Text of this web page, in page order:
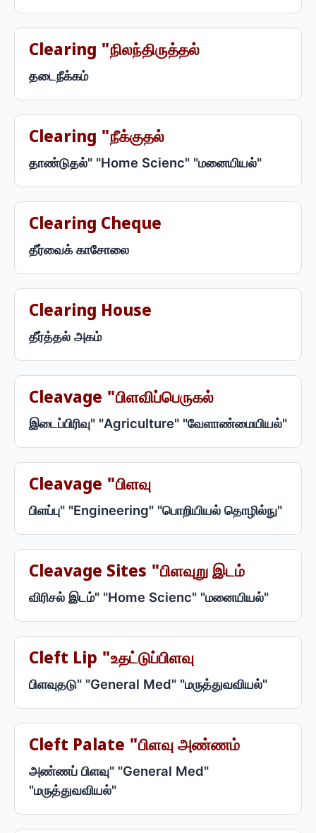
Clearing "நிலந்திருத்தல்
தடைநீக்கம்
Clearing "நீக்குதல்
தாண்டுதல்" "Home Scienc" "மனையியல்"
Clearing Cheque
தீர்வைக் காசோலை
Clearing House
தீர்த்தல் அகம்
Cleavage "பிளவிப்பெருகல்
இடைப்பிரிவு" "Agriculture" "வேளாண்மையியல்"
Cleavage "பிளவு
பிளப்பு" "Engineering" "பொறியியல் தொழில்நு"
Cleavage Sites "பிளவுறு இடம்
விரிசல் இடம்" "Home Scienc" "மனையியல்"
Cleft Lip "உதட்டுப்பிளவு
பிளவுதடு" "General Med" "மருத்துவவியல்"
Cleft Palate "பிளவு அண்ணம்
அண்ணப் பிளவு" "General Med"
"மருத்துவவியல்"